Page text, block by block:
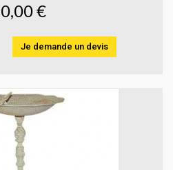
€
Je demande un devis